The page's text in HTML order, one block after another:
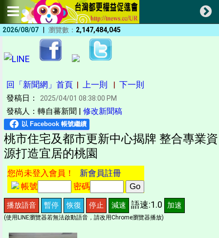
2026/08/07 | 瀏覽數： 2,147,484,045
回「新聞網」首頁 | 上一則 | 下一則
發稿日： 2025/04/01 08:38:00 PM
發稿人：轉自蕃新聞 | 修改新聞稿
桃市住宅及都市更新中心揭牌 整合專業資
源打造宜居的桃園
您尚未登入會員！ 新會員註冊
帳號
密碼
播放語音 暫停 恢復 停止 減速 語速:1.0 加速
(使用LINE瀏覽器若無法啟動語音，請改用Chrome瀏覽器播放)